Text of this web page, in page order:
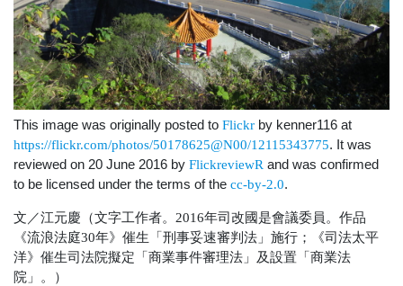
This image was originally posted to Flickr by kenner116 at
https://flickr.com/photos/50178625@N00/12115343775. It was
reviewed on 20 June 2016 by FlickreviewR and was confirmed
to be licensed under the terms of the cc-by-2.0.
文／江元慶（文字工作者。2016年司改國是會議委員。作品
《流浪法庭30年》催生「刑事妥速審判法」施行；《司法太平
洋》催生司法院擬定「商業事件審理法」及設置「商業法
院」。）